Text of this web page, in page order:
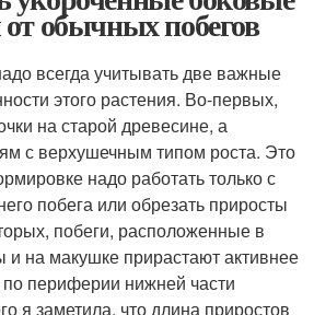
обычных побегов
всегда учитывать две важные
этого растения. Во-первых,
на старой древесине, а
с верхушечным типом роста. Это
надо работать только с
побега или обрезать приросты
побеги, расположенные в
и на макушке прирастают активнее
периферии нижней части
я заметила, что длина приростов